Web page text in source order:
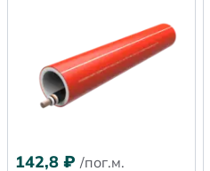
142,8 ₽ /пог.м.